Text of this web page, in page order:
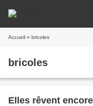
Accueil » bricoles
bricoles
Elles rêvent